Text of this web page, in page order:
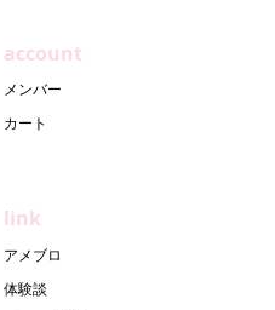
account
メンバー
カート
link
アメブロ
体験談